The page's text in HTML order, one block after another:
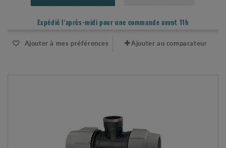
Expédié l'après-midi pour une commande avant 11h
Ajouter à mes préférences Ajouter au comparateur